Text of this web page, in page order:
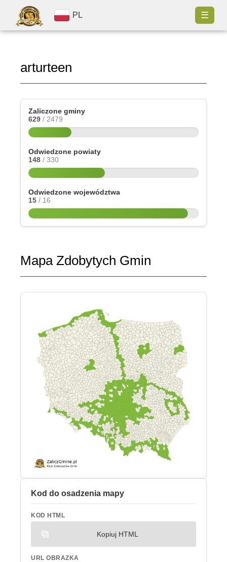
PL ☰
arturteen
Zaliczone gminy
629 / 2479
Odwiedzone powiaty
148 / 330
Odwiedzone województwa
15 / 16
Mapa Zdobytych Gmin
Kod do osadzenia mapy
KOD HTML
Kopiuj HTML
URL OBRAZKA